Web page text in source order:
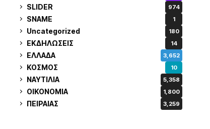
SLIDER 974
SNAME 1
Uncategorized 180
ΕΚΔΗΛΩΣΕΙΣ 14
ΕΛΛΑΔΑ 3,652
ΚΟΣΜΟΣ 10
ΝΑΥΤΙΛΙΑ 5,358
ΟΙΚΟΝΟΜΙΑ 1,800
ΠΕΙΡΑΙΑΣ 3,259